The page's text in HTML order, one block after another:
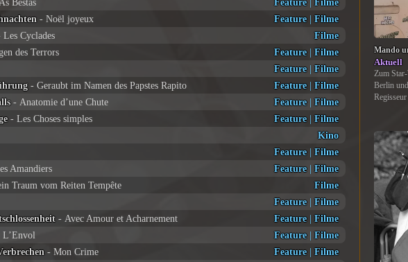
- Noël joyeux Feature| Filme
Les Cyclades
Filme
des Terrors Feature| Filme
Feature| Filme
- Geraubt im Namen des Papstes Rapito Feature| Filme
- Anatomie d’une Chute Feature| Filme
- Les Choses simples Feature| Filme
Kino
Feature| Filme
Amandiers Feature| Filme
Traum vom Reiten Tempête
Filme
Feature| Filme
- Avec Amour et Acharnement Feature| Filme
Feature| Filme
- Mon Crime Feature| Filme
Mando
Aktuell
Zum
Berlin